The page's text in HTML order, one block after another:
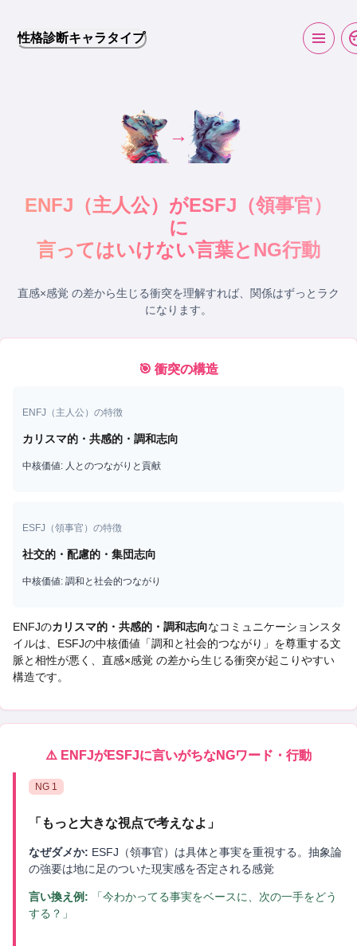
性格診断キャラタイプ
→
ENFJ （主人公）がESFJ （領事官）
に
言ってはいけない言葉とNG行動
直感×感覚 の差から生じる衝突を理解すれば、関係はずっとラク
になります。
🎯 衝突の構造
ENFJ （ 主人公 ）の特徴
カリスマ的・共感的・調和志向
中核価値: 人とのつながりと貢献
ESFJ （領事官 ）の特徴
社交的・配慮的・集団志向
中核価値: 調和と社会的つながり
ENFJのカリスマ的・共感的・調和志向なコミュニケーションスタ
イルは、 ESFJの中核価値「調和と社会的つながり 」を尊重する文
脈と相性が悪く、 直感×感覚 の差から生じる衝突が起こりやすい
構造です。
⚠️ ENFJがESFJに言いがちなNGワード・行動
NG 1
「 もっと大きな視点で考えなよ 」
なぜダメか: ESFJ（領事官）は具体と事実を重視する。抽象論
の強要は地に足のついた現実感を否定される感覚
言い換え例:
「今わかってる事実をベースに、次の一手をどう
する？」